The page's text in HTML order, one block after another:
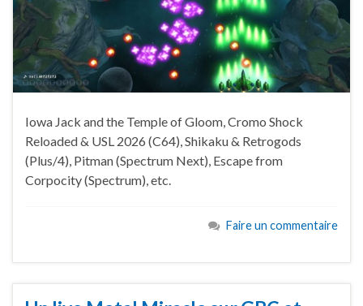
Iowa Jack and the Temple of Gloom, Cromo Shock
Reloaded & USL 2026 (C64), Shikaku & Retrogods
(Plus/4), Pitman (Spectrum Next), Escape from
Corpocity (Spectrum), etc.
Faire un commentaire